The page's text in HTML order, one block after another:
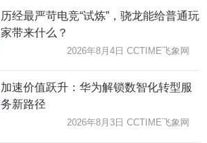
历经最严苛电竞“试炼”，骁龙能给普通玩
家带来什么？
2026年8月4日 CCTIME飞象网
加速价值跃升：华为解锁数智化转型服
务新路径
2026年8月3日 CCTIME飞象网